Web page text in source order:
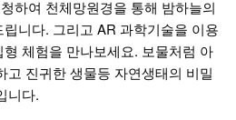
하여 천체망원경을 통해 밤하늘의
니다. 그리고 AR 과학기술을 이용
체험을 만나보세요. 보물처럼 아
고 진귀한 생물등 자연생태의 비밀
니다.